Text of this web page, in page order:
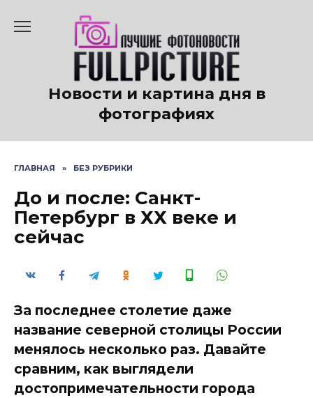
содержанию
Новости и картина дня в
фотографиях
ГЛАВНАЯ » БЕЗ РУБРИКИ
До и после: Санкт-
Петербург в ХХ веке и
сейчас
За последнее столетие даже
название северной столицы России
менялось несколько раз. Давайте
сравним, как выглядели
достопримечательности города